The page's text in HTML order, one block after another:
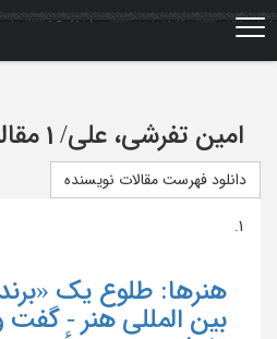
Skip
امین تفرشی، علی/ 1 مقاله
دانلود فهرست مقالات نویسنده
1.
هنرها: طلوع یک «برند»
بین المللی هنر - گفت